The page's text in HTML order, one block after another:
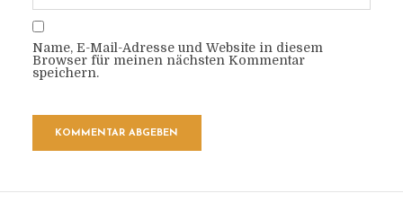
Name, E-Mail-Adresse und Website in diesem
Browser für meinen nächsten Kommentar
speichern.